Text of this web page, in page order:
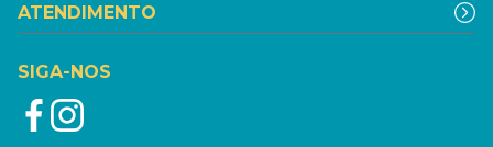
ATENDIMENTO
SIGA-NOS